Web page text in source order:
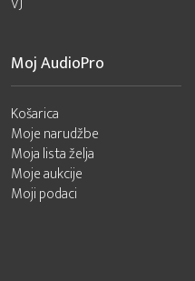
Moj AudioPro
Košarica
Moje narudžbe
Moja lista želja
Moje aukcije
Moji podaci